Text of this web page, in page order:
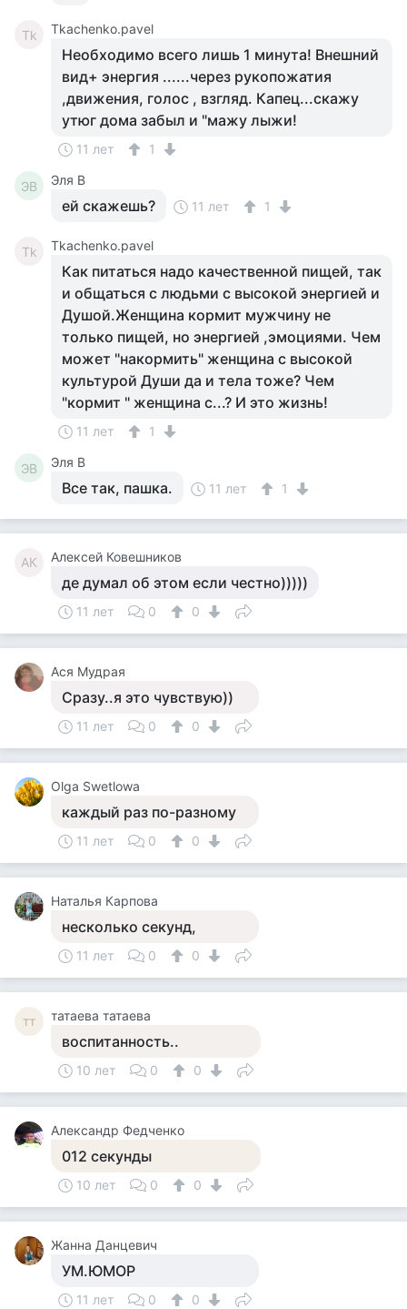
Tk Tkachenko.pavel
Необходимо всего лишь 1 минута! Внешний
вид+ энергия ......через рукопожатия
,движения, голос , взгляд. Капец...скажу
утюг дома забыл и "мажу лыжи!
11 лет 1
ЭВ Эля В
ей скажешь? 11 лет 1
Tk Tkachenko.pavel
Как питаться надо качественной пищей, так
и общаться с людьми с высокой энергией и
Душой.Женщина кормит мужчину не
только пищей, но энергией ,эмоциями. Чем
может "накормить" женщина с высокой
культурой Души да и тела тоже? Чем
"кормит " женщина с...? И это жизнь!
11 лет 1
ЭВ Эля В
Все так, пашка. 11 лет 1
АК Алексей Ковешников
де думал об этом если честно)))))
11 лет 0 0
Ася Мудрая
Сразу..я это чувствую))
11 лет 0 0
Olga Swetlowa
каждый раз по-разному
11 лет 0 0
Наталья Карпова
несколько секунд,
11 лет 0 0
тт татаева татаева
воспитанность..
10 лет 0 0
Александр Федченко
012 секунды
10 лет 0 0
Жанна Данцевич
УМ.ЮМОР
11 лет 0 0